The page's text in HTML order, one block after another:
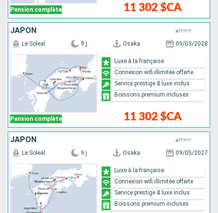
Pension complète 11 302 $CA
JAPON
Pension complète
Le Soleal 9 j Osaka 09/03/2028
11 302 $CA
Luxe à la française
Connexion wifi illimitée offerte
Service prestige & luxe inclus
Boissons premium incluses
JAPON
Le Soleal 9 j Osaka 09/05/2027
Luxe à la française
Connexion wifi illimitée offerte
Service prestige & luxe inclus
Boissons premium incluses